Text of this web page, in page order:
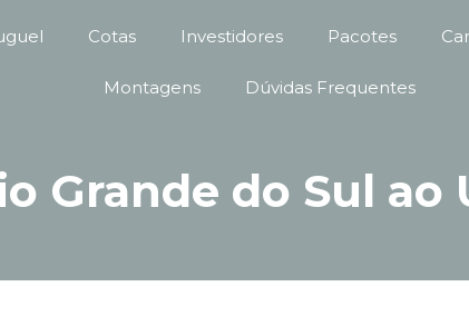
Cotas Investidores Pacotes
Montagens Dúvidas Frequentes
Grande do Sul ao